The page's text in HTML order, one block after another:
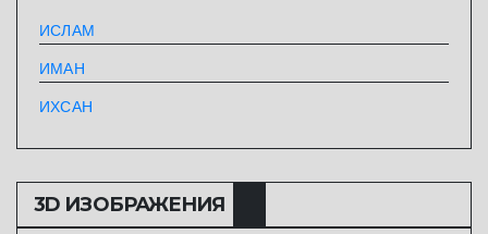
ИСЛАМ
ИМАН
ИХСАН
3D ИЗОБРАЖЕНИЯ